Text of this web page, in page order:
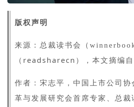
版权声明
来源：总裁读书会（
（readsharecn），本文摘编自
作者： 宋志平，中国上市公司
革与发展研究会首席专家、总裁